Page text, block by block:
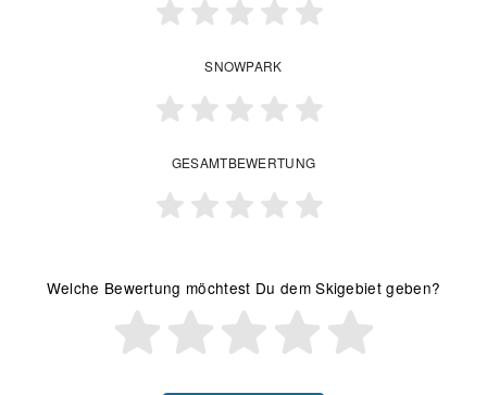
SNOWPARK
GESAMTBEWERTUNG
Welche Bewertung möchtest Du dem Skigebiet geben?